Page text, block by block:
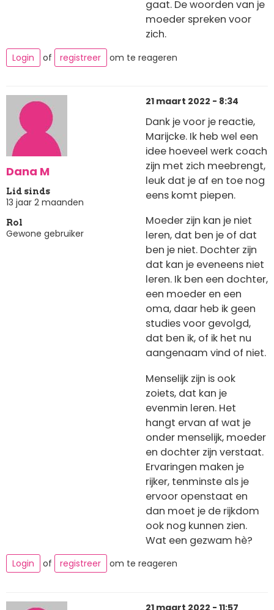
gaat. De woorden van je
moeder spreken voor
zich.
Login of registreer om te reageren
Dana M
Lid sinds
13 jaar 2 maanden
Rol
Gewone gebruiker
21 maart 2022 - 8:34
Dank je voor je reactie,
Marijcke. Ik heb wel een
idee hoeveel werk coach
zijn met zich meebrengt,
leuk dat je af en toe nog
eens komt piepen.
Moeder zijn kan je niet
leren, dat ben je of dat
ben je niet. Dochter zijn
dat kan je eveneens niet
leren. Ik ben een dochter,
een moeder en een
oma, daar heb ik geen
studies voor gevolgd,
dat ben ik, of ik het nu
aangenaam vind of niet.
Menselijk zijn is ook
zoiets, dat kan je
evenmin leren. Het
hangt ervan af wat je
onder menselijk, moeder
en dochter zijn verstaat.
Ervaringen maken je
rijker, tenminste als je
ervoor openstaat en
dan moet je de rijkdom
ook nog kunnen zien.
Wat een gezwam hè?
Login of registreer om te reageren
21 maart 2022 - 11:57